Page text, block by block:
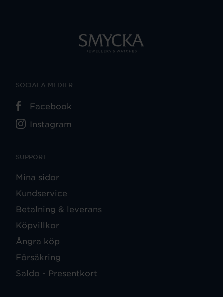
SUPPORT
Mina sidor
Kundservice
Betalning & leverans
Köpvillkor
Ångra köp
Försäkring
Saldo - Presentkort
SOCIALA MEDIER
Facebook
Instagram